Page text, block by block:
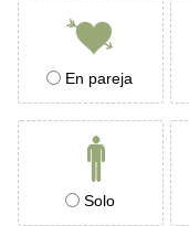
En pareja
Solo